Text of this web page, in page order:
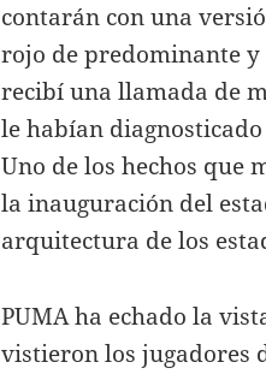
contarán con una
rojo de predominante y
recibí una llamada de
le habían
Uno de los hechos que
la inauguración del
arquitectura de los
PUMA ha echado la
vistieron los jugadores